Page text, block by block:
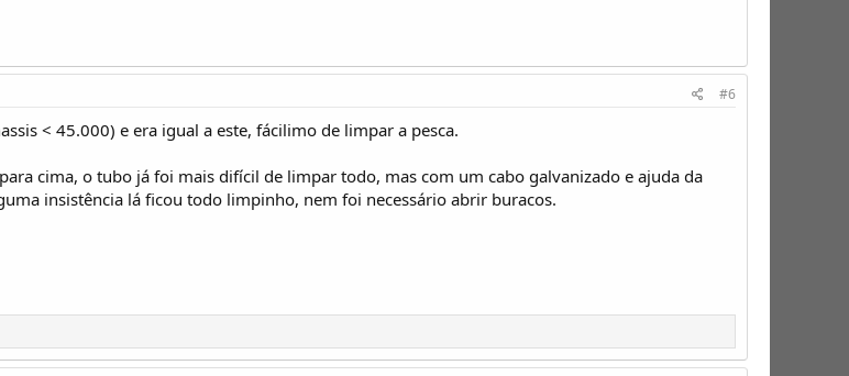
#6
< 45.000) e era igual a este, fácilimo de limpar a pesca.
cima, o tubo já foi mais difícil de limpar todo, mas com um cabo galvanizado e ajuda da
insistência lá ficou todo limpinho, nem foi necessário abrir buracos.